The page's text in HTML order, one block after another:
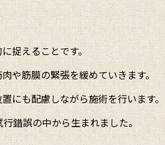
捉えることです。
や筋膜の緊張を緩めていきます。
にも配慮しながら施術を行います。
錯誤の中から生まれました。